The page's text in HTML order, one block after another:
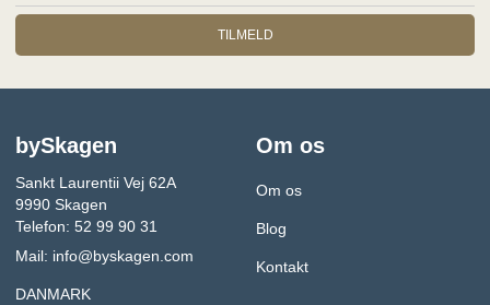
TILMELD
bySkagen
Sankt Laurentii Vej 62A
9990 Skagen
Telefon: 52 99 90 31
Mail: info@byskagen.com
DANMARK
Om os
Om os
Blog
Kontakt